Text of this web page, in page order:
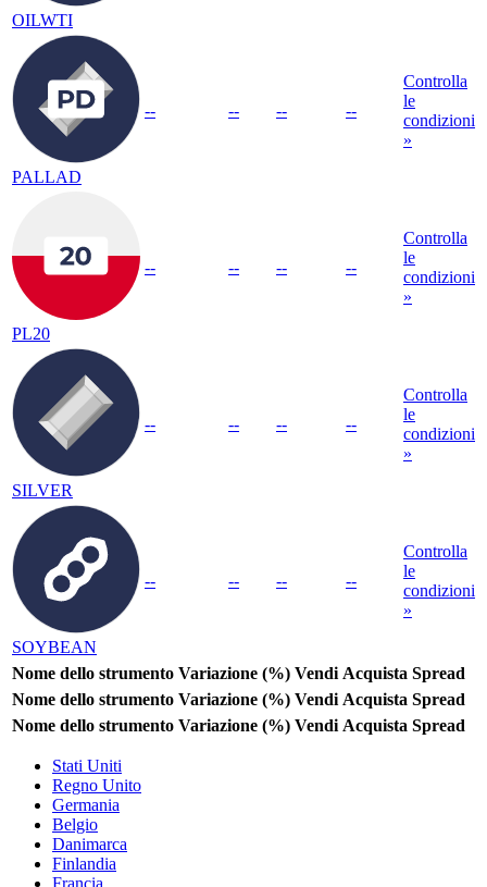
OILWTI
PALLAD
-- -- -- --
Controlla
le
condizioni
»
PL20
-- -- -- --
Controlla
le
condizioni
»
SILVER
-- -- -- --
Controlla
le
condizioni
»
SOYBEAN
-- -- -- --
Controlla
le
condizioni
»
Nome dello strumento Variazione (%) Vendi Acquista Spread
Nome dello strumento Variazione (%) Vendi Acquista Spread
Nome dello strumento Variazione (%) Vendi Acquista Spread
Stati Uniti
Regno Unito
Germania
Belgio
Danimarca
Finlandia
Francia